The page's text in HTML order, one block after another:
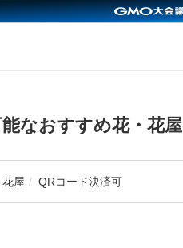
なおすすめ花・花屋
屋 QRコード決済可